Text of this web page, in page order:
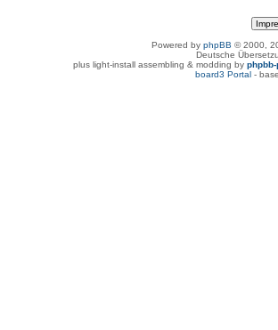
Powered by phpBB © 2000,
Deutsche
plus light-install assembling & modding by
board3 Portal-